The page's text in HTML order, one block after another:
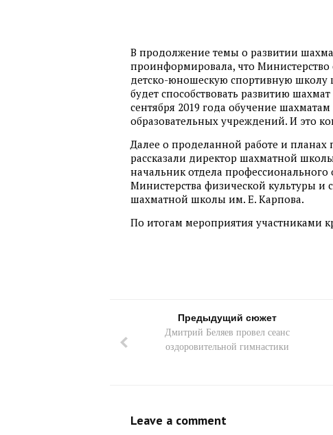
В продолжение темы о развитии
проинформировала, что Министерство
детско-юношескую спортивную школу
будет способствовать развитию
сентября 2019 года обучение
образовательных учреждений. И это
Далее о проделанной работе и планах
рассказали директор шахматной
начальник отдела профессионального
Министерства физической культуры
шахматной школы им. Е. Карпова.
По итогам мероприятия участниками
Предыдущий сюжет
Дмитрий Беляев провел сеанс
оздоровительной гимнастики
Leave a comment